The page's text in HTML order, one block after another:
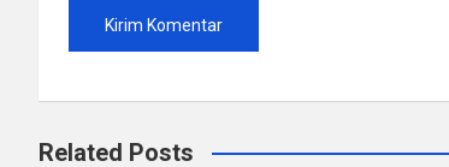
Related Posts